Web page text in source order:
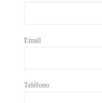
Email
Teléfono